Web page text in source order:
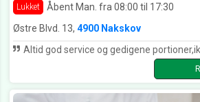
Lukket Åbent Man. fra 08:00 til 17:30
Østre Blvd. 13, 4900 Nakskov
Altid god service og gedigene portioner,ikke for meget og ikke